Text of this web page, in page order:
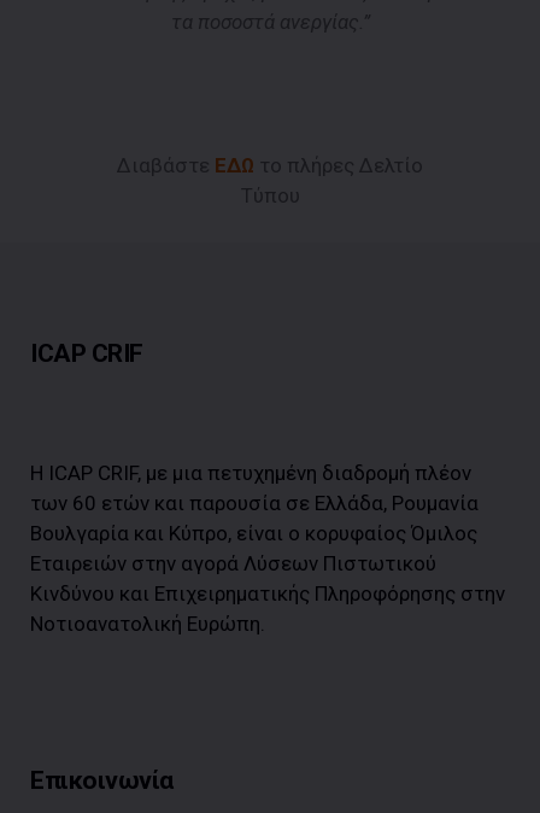
τα ποσοστά ανεργίας.”
Διαβάστε ΕΔΩ το πλήρες Δελτίο
Τύπου
ICAP CRIF
Η ICAP CRIF, με μια πετυχημένη διαδρομή πλέον
των 60 ετών και παρουσία σε Ελλάδα, Ρουμανία
Βουλγαρία και Κύπρο, είναι ο κορυφαίος Όμιλος
Εταιρειών στην αγορά Λύσεων Πιστωτικού
Κινδύνου και Επιχειρηματικής Πληροφόρησης στην
Νοτιοανατολική Ευρώπη.
Επικοινωνία